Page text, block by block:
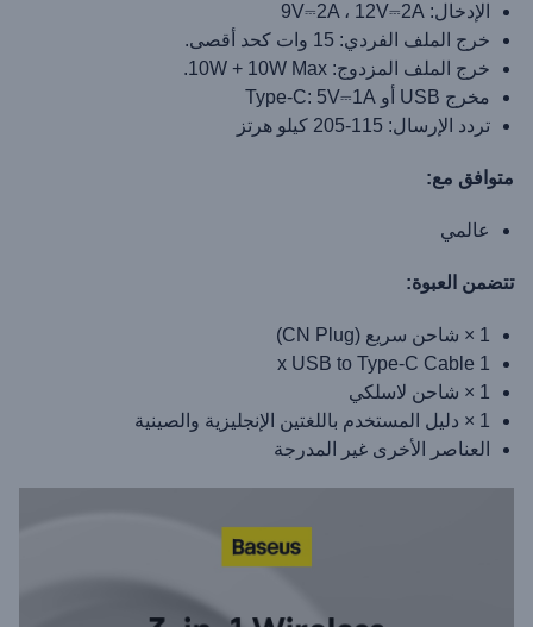
الإدخال: 9V⎓2A ، 12V⎓2A
خرج الملف الفردي: 15 وات كحد أقصى.
خرج الملف المزدوج: 10W + 10W Max.
مخرج USB أو Type-C: 5V⎓1A
تردد الإرسال: 115-205 كيلو هرتز
متوافق مع:
عالمي
تتضمن العبوة:
1 × شاحن سريع (CN Plug)
1 x USB to Type-C Cable
1 × شاحن لاسلكي
1 × دليل المستخدم باللغتين الإنجليزية والصينية
العناصر الأخرى غير المدرجة